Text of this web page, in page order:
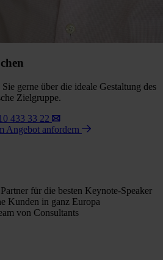
gerne über die ideale Gestaltung des
Zielgruppe.
433 33 22
Angebot anfordern
für die besten Keynote-Speaker
Kunden in ganz Europa
von Consultants